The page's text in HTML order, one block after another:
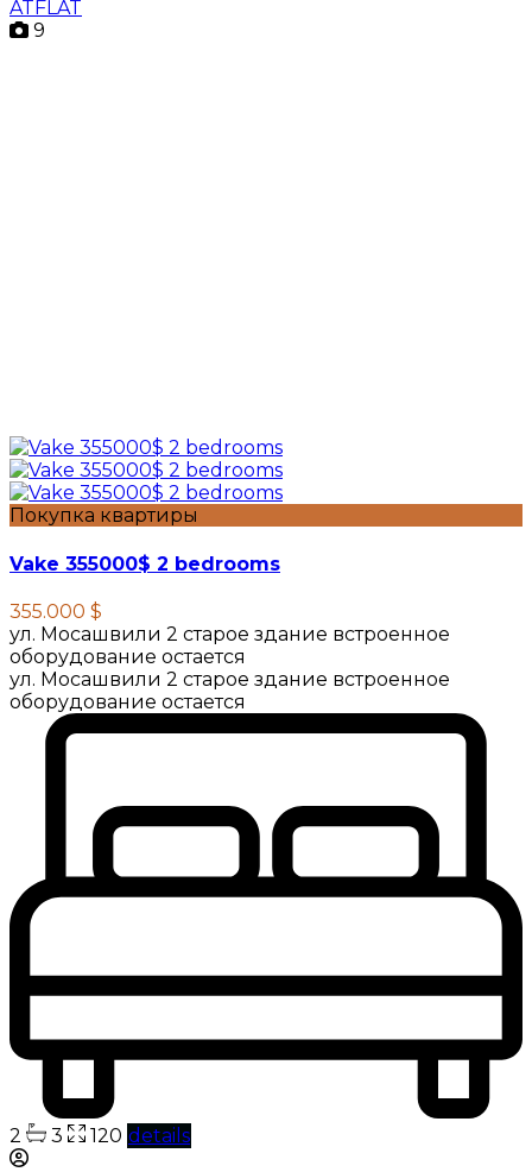
ATFLAT
9
Покупка квартиры
Vake 355000$ 2 bedrooms
355.000 $
ул. Мосашвили 2 старое здание встроенное
оборудование остается
ул. Мосашвили 2 старое здание встроенное
оборудование остается
2 3 120 details